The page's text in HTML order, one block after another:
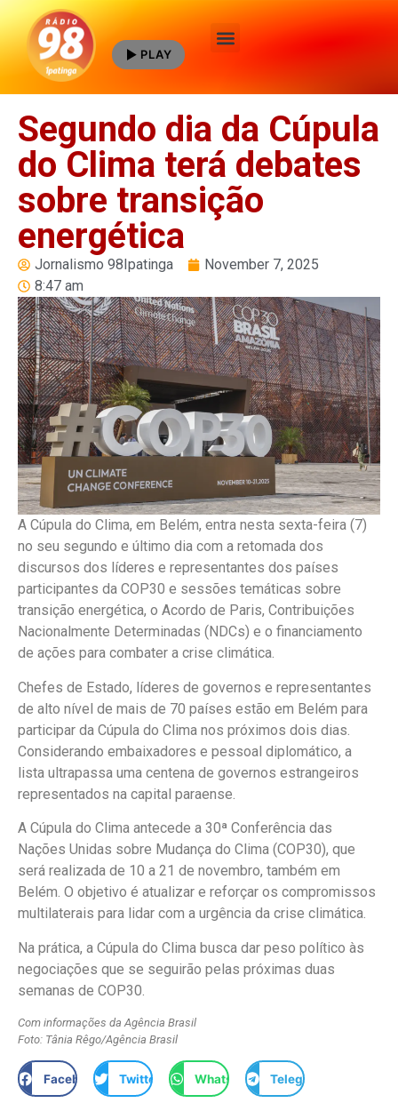
PLAY
Segundo dia da Cúpula
do Clima terá debates
sobre transição
energética
Jornalismo 98Ipatinga
November 7, 2025
8:47 am
A Cúpula do Clima, em Belém, entra nesta sexta-feira (7)
no seu segundo e último dia com a retomada dos
discursos dos líderes e representantes dos países
participantes da COP30 e sessões temáticas sobre
transição energética, o Acordo de Paris, Contribuições
Nacionalmente Determinadas (NDCs) e o financiamento
de ações para combater a crise climática.
Chefes de Estado, líderes de governos e representantes
de alto nível de mais de 70 países estão em Belém para
participar da Cúpula do Clima nos próximos dois dias.
Considerando embaixadores e pessoal diplomático, a
lista ultrapassa uma centena de governos estrangeiros
representados na capital paraense.
A Cúpula do Clima antecede a 30ª Conferência das
Nações Unidas sobre Mudança do Clima (COP30), que
será realizada de 10 a 21 de novembro, também em
Belém. O objetivo é atualizar e reforçar os compromissos
multilaterais para lidar com a urgência da crise climática.
Na prática, a Cúpula do Clima busca dar peso político às
negociações que se seguirão pelas próximas duas
semanas de COP30.
Com informações da Agência Brasil
Foto: Tânia Rêgo/Agência Brasil
Facebook Twitter WhatsApp Telegram